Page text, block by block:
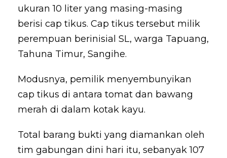
ukuran 10 liter yang masing-masing
berisi cap tikus. Cap tikus tersebut milik
perempuan berinisial SL, warga Tapuang,
Tahuna Timur, Sangihe.
Modusnya, pemilik menyembunyikan
cap tikus di antara tomat dan bawang
merah di dalam kotak kayu.
Total barang bukti yang diamankan oleh
tim gabungan dini hari itu, sebanyak 107